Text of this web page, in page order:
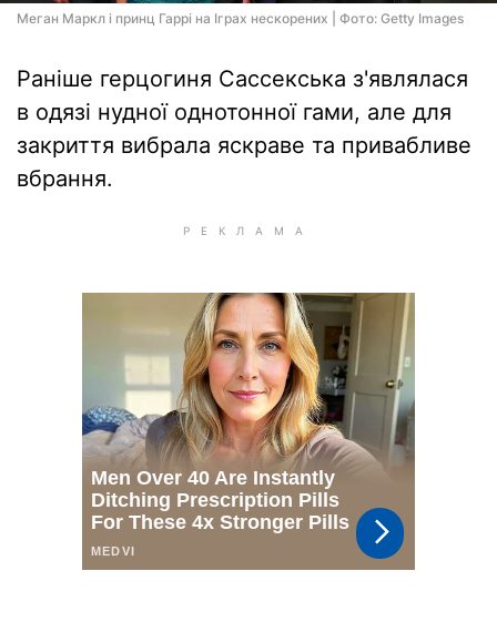
Меган Маркл і принц Гаррі на Іграх нескорених | Фото: Getty Images
Раніше герцогиня Сассекська з'являлася
в одязі нудної однотонної гами, але для
закриття вибрала яскраве та привабливе
вбрання.